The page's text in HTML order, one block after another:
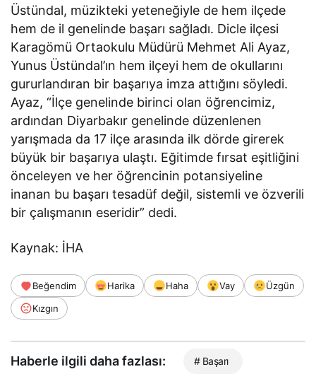
Üstündal, müzikteki yeteneğiyle de hem ilçede
hem de il genelinde başarı sağladı. Dicle ilçesi
Karagömü Ortaokulu Müdürü Mehmet Ali Ayaz,
Yunus Üstündal’ın hem ilçeyi hem de okullarını
gururlandıran bir başarıya imza attığını söyledi.
Ayaz, “İlçe genelinde birinci olan öğrencimiz,
ardından Diyarbakır genelinde düzenlenen
yarışmada da 17 ilçe arasında ilk dörde girerek
büyük bir başarıya ulaştı. Eğitimde fırsat eşitliğini
önceleyen ve her öğrencinin potansiyeline
inanan bu başarı tesadüf değil, sistemli ve özverili
bir çalışmanın eseridir” dedi.
Kaynak: İHA
Beğendim Harika Haha Vay
Üzgün
Kızgın
Haberle ilgili daha fazlası: # Başarı